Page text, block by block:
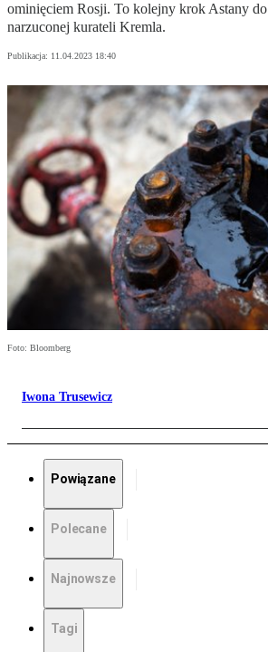
ominięciem Rosji. To kolejny krok Astany
narzuconej kurateli Kremla.
Publikacja: 11.04.2023 18:40
Foto: Bloomberg
Iwona Trusewicz
Powiązane
Polecane
Najnowsze
Tagi